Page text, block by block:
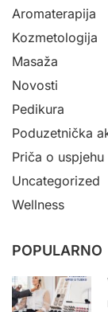
Aromaterapija
Kozmetologija
Masaža
Novosti
Pedikura
Poduzetnička
Priča o uspjehu
Uncategorized
Wellness
POPULARNO